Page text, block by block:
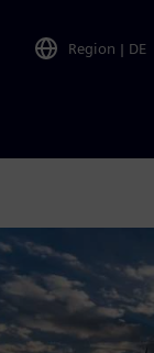
Region | DE